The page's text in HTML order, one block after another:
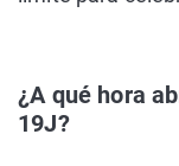
¿A qué hora
19J?